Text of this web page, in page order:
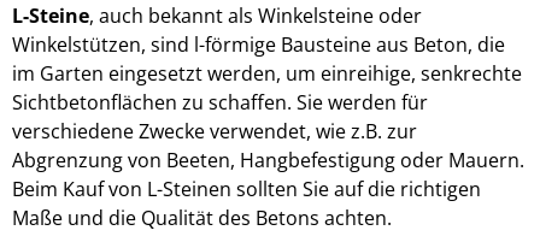
L-Steine, auch bekannt als Winkelsteine oder
Winkelstützen, sind l-förmige Bausteine aus Beton, die
im Garten eingesetzt werden, um einreihige, senkrechte
Sichtbetonflächen zu schaffen. Sie werden für
verschiedene Zwecke verwendet, wie z.B. zur
Abgrenzung von Beeten, Hangbefestigung oder Mauern.
Beim Kauf von L-Steinen sollten Sie auf die richtigen
Maße und die Qualität des Betons achten.